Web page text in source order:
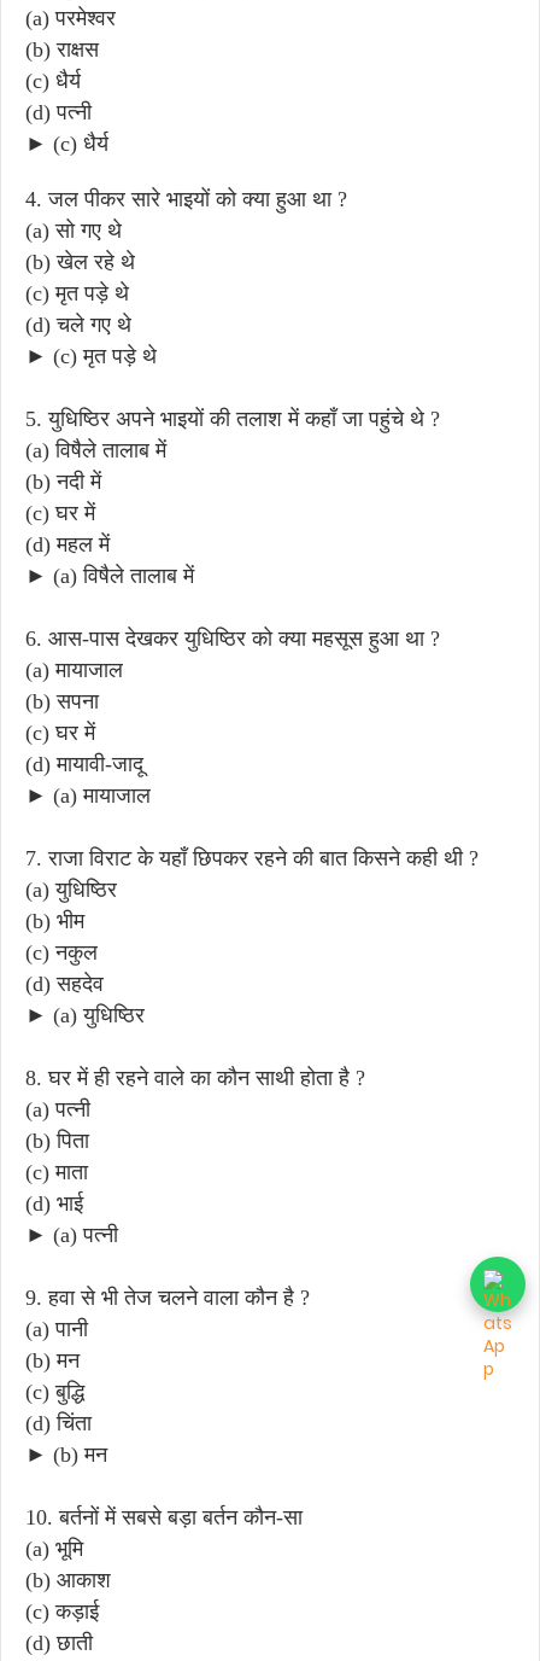
(a) परमेश्वर
(b) राक्षस
(c) धैर्य
(d) पत्नी
► (c) धैर्य
4. जल पीकर सारे भाइयों को क्या हुआ था ?
(a) सो गए थे
(b) खेल रहे थे
(c) मृत पड़े थे
(d) चले गए थे
► (c) मृत पड़े थे
5. युधिष्ठिर अपने भाइयों की तलाश में कहाँ जा पहुंचे थे ?
(a) विषैले तालाब में
(b) नदी में
(c) घर में
(d) महल में
► (a) विषैले तालाब में
6. आस-पास देखकर युधिष्ठिर को क्या महसूस हुआ था ?
(a) मायाजाल
(b) सपना
(c) घर में
(d) मायावी-जादू
► (a) मायाजाल
7. राजा विराट के यहाँ छिपकर रहने की बात किसने कही थी ?
(a) युधिष्ठिर
(b) भीम
(c) नकुल
(d) सहदेव
► (a) युधिष्ठिर
8. घर में ही रहने वाले का कौन साथी होता है ?
(a) पत्नी
(b) पिता
(c) माता
(d) भाई
► (a) पत्नी
9. हवा से भी तेज चलने वाला कौन है ?
(a) पानी
(b) मन
(c) बुद्धि
(d) चिंता
► (b) मन
10. बर्तनों में सबसे बड़ा बर्तन कौन-सा
(a) भूमि
(b) आकाश
(c) कड़ाई
(d) छाती